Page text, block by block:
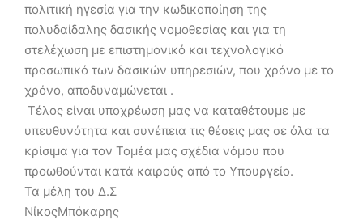
πολιτική ηγεσία για την κωδικοποίηση της
πολυδαίδαλης δασικής νομοθεσίας και για τη
στελέχωση με επιστημονικό και τεχνολογικό
προσωπικό των δασικών υπηρεσιών, που χρόνο με το
χρόνο, αποδυναμώνεται .
 Τέλος είναι υποχρέωση μας να καταθέτουμε με
υπευθυνότητα και συνέπεια τις θέσεις μας σε όλα τα
κρίσιμα για τον Τομέα μας σχέδια νόμου που
προωθούνται κατά καιρούς από το Υπουργείο.
Τα μέλη του Δ.Σ
ΝίκοςΜπόκαρης